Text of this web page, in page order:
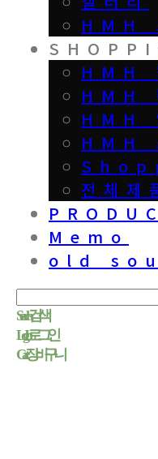
HMH
HMH
HMH
HMH
HMH
전체제
Memo
old
Search검색
Log In로그인
Cart장바구니